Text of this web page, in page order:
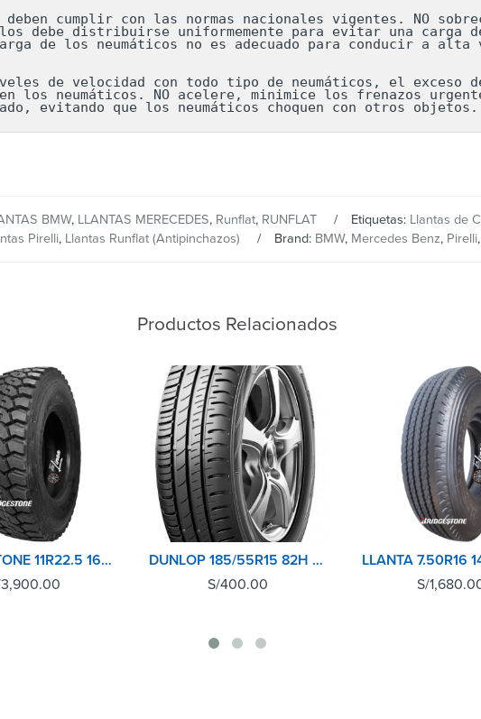
deben cumplir con las normas nacionales vigentes. NO
debe distribuirse uniformemente para evitar una carga
de los neumáticos no es adecuado para conducir a alta
de velocidad con todo tipo de neumáticos, el exceso
en los neumáticos. NO acelere, minimice los frenazos
evitando que los neumáticos choquen con otros objetos.
BMW, LLANTAS MERECEDES, Runflat, RUNFLAT Etiquetas: Llantas de
Pirelli, Llantas Runflat (Antipinchazos) Brand: BMW, Mercedes Benz, Pirelli,
Productos Relacionados
BRIDGESTONE 11R22.5 16 PR L355 POSTERIOR
3,900.00
DUNLOP 185/55R15 82H SP TOURING R1
S/400.00
S/